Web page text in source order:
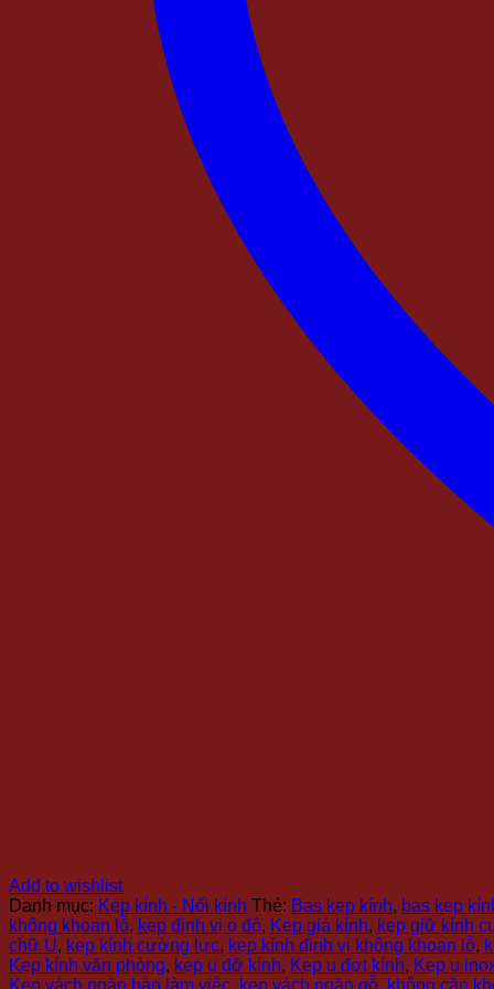
Add to wishlist
Danh mục: Kẹp kính - Nối kính Thẻ: Bas kẹp kính, bas kẹp
không khoan lỗ, kẹp định vị o độ, Kẹp giá kính, kẹp giữ kính
chữ U, kẹp kính cường lực, kẹp kính định vị không khoan lỗ,
Kẹp kính văn phòng, kẹp u đỡ kính, Kẹp u đợt kính, Kẹp u
Kẹp vách ngăn bàn làm việc kẹp vách ngăn gỗ không cần